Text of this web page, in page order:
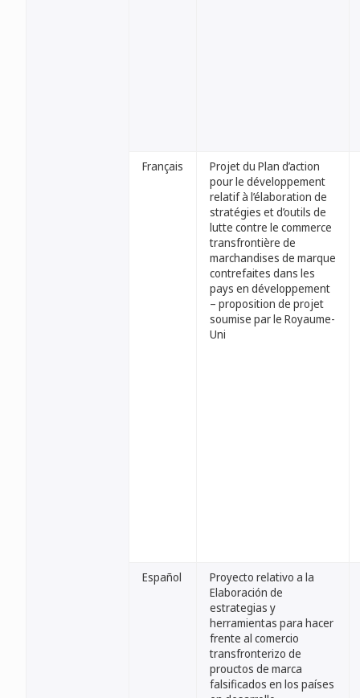
Français
Projet du Plan d’action
pour le développement
relatif à l’élaboration de
stratégies et d’outils de
lutte contre le commerce
transfrontière de
marchandises de marque
contrefaites dans les
pays en développement
– proposition de projet
soumise par le Royaume-
Uni
Español
Proyecto relativo a la
Elaboración de
estrategias y
herramientas para hacer
frente al comercio
transfronterizo de
prouctos de marca
falsificados en los países